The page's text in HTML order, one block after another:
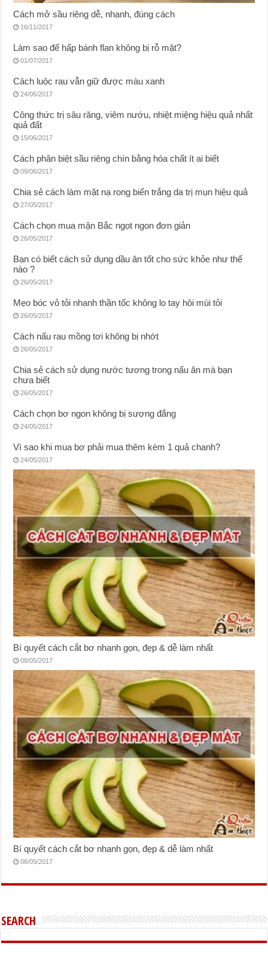
Cách mở sầu riêng dễ, nhanh, đúng cách
16/11/2017
Làm sao để hấp bánh flan không bị rỗ mặt?
01/07/2017
Cách luộc rau vẫn giữ được màu xanh
24/06/2017
Công thức trị sâu răng, viêm nướu, nhiệt miệng hiệu quả nhất
quả đất
15/06/2017
Cách phân biệt sầu riêng chín bằng hóa chất ít ai biết
09/06/2017
Chia sẻ cách làm mặt nạ rong biển trắng da trị mụn hiệu quả
27/05/2017
Cách chọn mua mận Bắc ngọt ngon đơn giản
26/05/2017
Bạn có biết cách sử dụng dầu ăn tốt cho sức khỏe như thế
nào ?
26/05/2017
Mẹo bóc vỏ tỏi nhanh thần tốc không lo tay hôi mùi tỏi
26/05/2017
Cách nấu rau mồng tơi không bị nhớt
26/05/2017
Chia sẻ cách sử dụng nước tương trong nấu ăn mà bạn
chưa biết
26/05/2017
Cách chọn bơ ngon không bị sượng đắng
24/05/2017
Vì sao khi mua bơ phải mua thêm kèm 1 quả chanh?
24/05/2017
Bí quyết cách cắt bơ nhanh gọn, đẹp & dễ làm nhất
08/05/2017
Bí quyết cách cắt bơ nhanh gọn, đẹp & dễ làm nhất
08/05/2017
SEARCH